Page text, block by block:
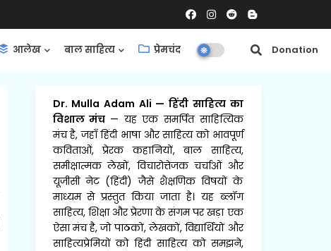
आलेख बाल साहित्य प्रेमचंद समीक्षाएँ Donation
Dr. Mulla Adam Ali —हिंदी साहित्य का
विशाल मंच — यह एक समर्पित साहित्यिक
मंच है, जहाँ हिंदी भाषा और साहित्य को भावपूर्ण
कविताओं, प्रेरक कहानियों, बाल साहित्य,
समीक्षात्मक लेखों, विचारोत्तेजक चर्चाओं और
यूजीसी नेट (हिंदी) जैसे शैक्षणिक विषयों के
माध्यम से प्रस्तुत किया जाता है। यह ब्लॉग
साहित्य, शिक्षा और प्रेरणा के संगम पर खड़ा एक
ऐसा मंच है, जो पाठकों, लेखकों, विद्यार्थियों और
साहित्यप्रेमियों को हिंदी साहित्य को समझने,